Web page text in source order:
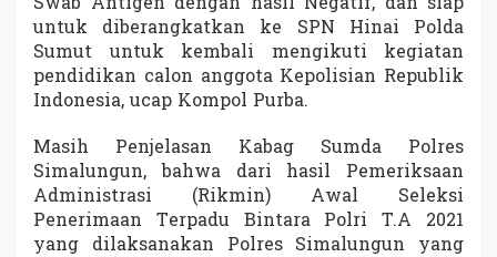
untuk diberangkatkan ke SPN Hinai Polda
Sumut untuk kembali mengikuti kegiatan
pendidikan calon anggota Kepolisian Republik
Indonesia, ucap Kompol Purba.
Masih Penjelasan Kabag Sumda Polres
Simalungun, bahwa dari hasil Pemeriksaan
Administrasi (Rikmin) Awal Seleksi
Penerimaan Terpadu Bintara Polri T.A 2021
yang dilaksanakan Polres Simalungun yang